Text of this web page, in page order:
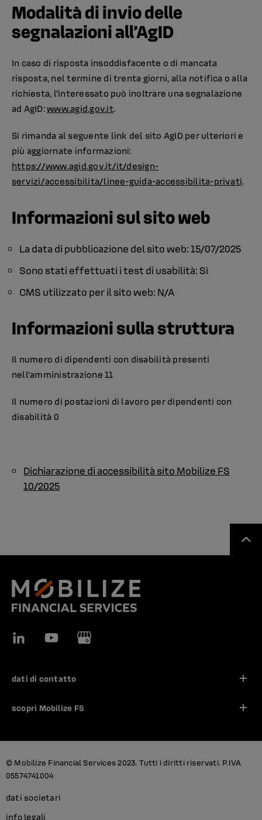
Modalità di invio delle
segnalazioni all’AgID
In caso di risposta insoddisfacente o di mancata
risposta, nel termine di trenta giorni, alla notifica o alla
richiesta, l’interessato può inoltrare una segnalazione
ad AgID: www.agid.gov.it.
Si rimanda al seguente link del sito AgID per ulteriori e
più aggiornate informazioni:
https://www.agid.gov.it/it/design-
servizi/accessibilita/linee-guida-accessibilita-privati.
Informazioni sul sito web
La data di pubblicazione del sito web: 15/07/2025
Sono stati effettuati i test di usabilità: Sì
CMS utilizzato per il sito web: N/A
Informazioni sulla struttura
Il numero di dipendenti con disabilità presenti
nell’amministrazione 11
Il numero di postazioni di lavoro per dipendenti con
disabilità 0
Dichiarazione di accessibilità sito Mobilize FS
10/2025
back to
follow us on icon_linkedin
follow us on icon_youtubefollow us on icon_googlemybusiness
dati di contatto
scopri Mobilize FS
© Mobilize Financial Services 2023. Tutti i diritti riservati. P.IVA
05574741004
dati societari
info legali